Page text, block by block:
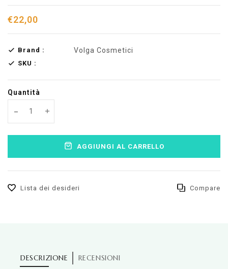
€22,00
Brand : Volga Cosmetici
SKU :
Quantità
Translation missing: en.products.product.decrease
Translation missing:
AGGIUNGI AL CARRELLO
Lista dei desideri Compare
DESCRIZIONE RECENSIONI